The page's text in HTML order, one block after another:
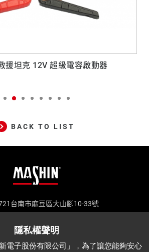
電子股份有限公司」，為了讓您能夠安心
援坦克 12V 超級電容啟動器
BACK TO LIST
台南市麻豆區大山腳10-33號
mashin@mashin.com.tw